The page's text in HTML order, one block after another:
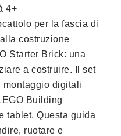
4+
per la fascia di
costruzione
Starter Brick: una
a costruire. Il set
digitali
Building
tablet. Questa guida
ruotare e